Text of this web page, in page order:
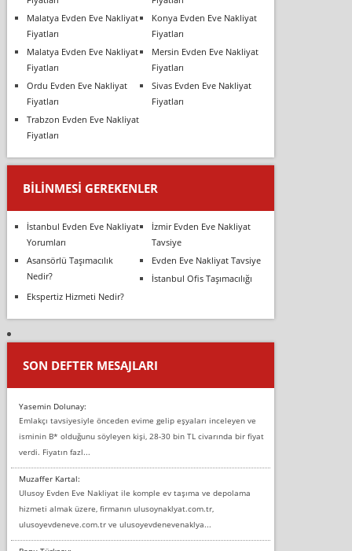
Malatya Evden Eve Nakliyat
Fiyatları
Konya Evden Eve Nakliyat
Fiyatları
Malatya Evden Eve Nakliyat
Fiyatları
Mersin Evden Eve Nakliyat
Fiyatları
Ordu Evden Eve Nakliyat
Fiyatları
Sivas Evden Eve Nakliyat
Fiyatları
Trabzon Evden Eve Nakliyat
Fiyatları
BILINMESI GEREKENLER
İstanbul Evden Eve Nakliyat
Yorumları
İzmir Evden Eve Nakliyat
Tavsiye
Asansörlü Taşımacılık
Nedir?
Evden Eve Nakliyat Tavsiye
İstanbul Ofis Taşımacılığı
Ekspertiz Hizmeti Nedir?
SON DEFTER MESAJLARI
Yasemin Dolunay:
Emlakçı tavsiyesiyle önceden evime gelip eşyaları inceleyen ve
isminin B* olduğunu söyleyen kişi, 28-30 bin TL civarında bir fiyat
verdi. Fiyatın fazl...
Muzaffer Kartal:
Ulusoy Evden Eve Nakliyat ile komple ev taşıma ve depolama
hizmeti almak üzere, firmanın ulusoynaklyat.com.tr,
ulusoyevdeneve.com.tr ve ulusoyevdenevenaklya...